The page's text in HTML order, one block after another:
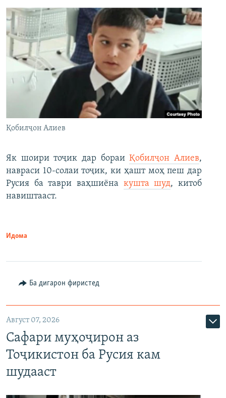
Қобилҷон Алиев
Як шоири тоҷик дар бораиҚобилҷон Алиев,
навраси 10-солаи тоҷик, ки ҳашт моҳ пеш дар
Русия ба таври ваҳшиёна кушта шуд, китоб
навиштааст.
Идома
Ба дигарон фиристед
Август 07, 2026
Сафари муҳоҷирон аз
Тоҷикистон ба Русия кам
шудааст